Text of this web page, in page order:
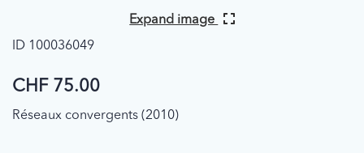
Expand image
ID 100036049
CHF 75.00
Réseaux convergents (2010)